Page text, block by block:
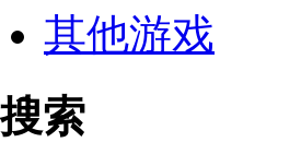
其他游戏
搜索